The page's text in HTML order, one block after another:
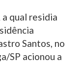
a qual residia
Santos, no
SP acionou a